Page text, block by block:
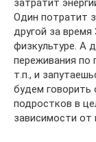
Один потратит
другой за
физкультуре. А
переживания по
т.п., и
будем говорить
подростков в
зависимости от